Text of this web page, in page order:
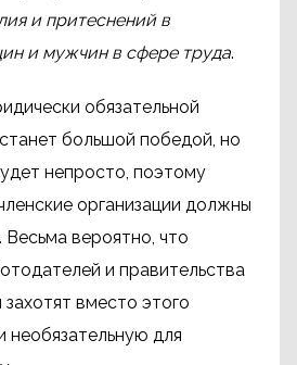
и притеснений в
и мужчин в сфере труда.
обязательной
большой победой, но
непросто, поэтому
организации должны
вероятно, что
и правительства
захотят вместо этого
необязательную для